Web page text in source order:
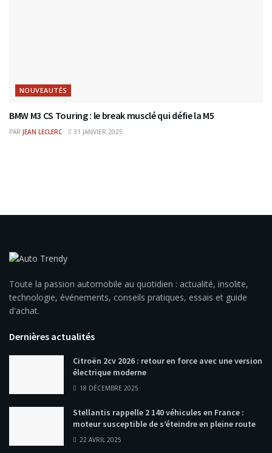
NOUVEAUTÉS
BMW M3 CS Touring : le break musclé qui défie la M5
PAR JEAN LECLERC 31 JANVIER 2025
Toute la passion automobile au quotidien : actualité, insolite,
technologie, événements, conseils pratiques, essais et guide
d'achat.
Dernières actualités
Citroën 2cv 2026 : retour en force avec une version
électrique moderne
18 DÉCEMBRE 2025
Stellantis rappelle 2 140 véhicules en France :
moteur susceptible de s’éteindre en pleine route
22 AVRIL 2025